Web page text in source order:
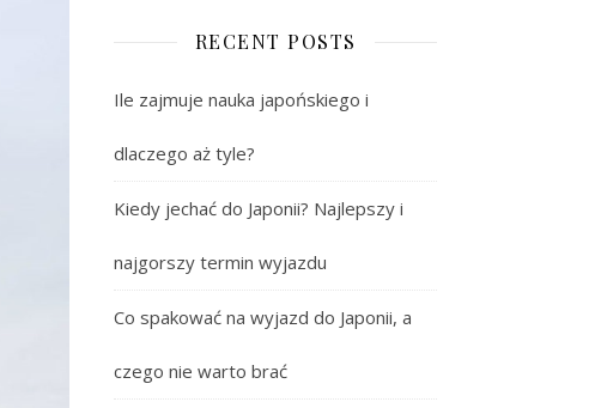
RECENT POSTS
Ile zajmuje nauka japońskiego i
dlaczego aż tyle?
Kiedy jechać do Japonii? Najlepszy i
najgorszy termin wyjazdu
Co spakować na wyjazd do Japonii, a
czego nie warto brać